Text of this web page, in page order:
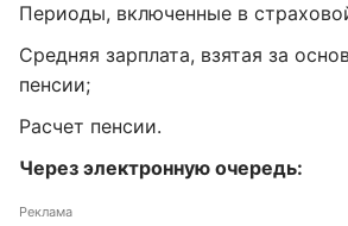
Периоды, включенные в
Средняя зарплата, взятая за
пенсии;
Расчет пенсии.
Через электронную очередь:
Реклама